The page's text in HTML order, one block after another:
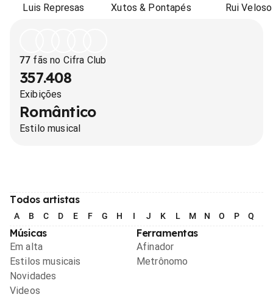
Luis Represas Xutos & Pontapés Rui Veloso
77 fãs no Cifra Club
357.408
Exibições
Romântico
Estilo musical
Todos artistas
A B C D E F G H I J K L M N O P Q
Músicas
Em alta
Estilos musicais
Novidades
Videos
Ferramentas
Afinador
Metrônomo